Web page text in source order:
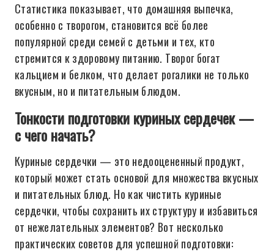
Статистика показывает, что домашняя выпечка,
особенно с творогом, становится всё более
популярной среди семей с детьми и тех, кто
стремится к здоровому питанию. Творог богат
кальцием и белком, что делает рогалики не только
вкусным, но и питательным блюдом.
Тонкости подготовки куриных сердечек —
с чего начать?
Куриные сердечки — это недооцененный продукт,
который может стать основой для множества вкусных
и питательных блюд. Но как чистить куриные
сердечки, чтобы сохранить их структуру и избавиться
от нежелательных элементов? Вот несколько
практических советов для успешной подготовки: